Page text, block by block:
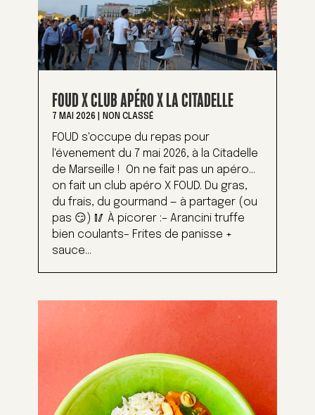
FOUD X CLUB APÉRO X LA CITADELLE
7 MAI 2026 NON CLASSÉ
FOUD s'occupe du repas pour
l'évenement du 7 mai 2026, à la Citadelle
de Marseille ! On ne fait pas un apéro…
on fait un club apéro X FOUD. Du gras,
du frais, du gourmand — à partager (ou
pas 😏) 🥢 À picorer :– Arancini truffe
bien coulants– Frites de panisse +
sauce...